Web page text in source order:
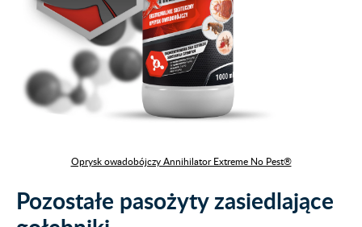
Oprysk owadobójczy Annihilator Extreme No Pest®
Pozostałe pasożyty zasiedlające